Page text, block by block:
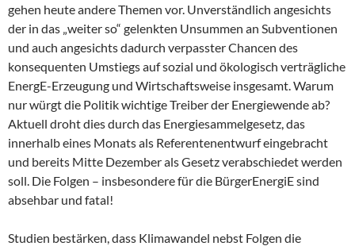
gehen heute andere Themen vor. Unverständlich angesichts
der in das „weiter so“ gelenkten Unsummen an Subventionen
und auch angesichts dadurch verpasster Chancen des
konsequenten Umstiegs auf sozial und ökologisch verträgliche
EnergE-Erzeugung und Wirtschaftsweise insgesamt. Warum
nur würgt die Politik wichtige Treiber der Energiewende ab?
Aktuell droht dies durch das Energiesammelgesetz, das
innerhalb eines Monats als Referentenentwurf eingebracht
und bereits Mitte Dezember als Gesetz verabschiedet werden
soll. Die Folgen – insbesondere für die BürgerEnergiE sind
absehbar und fatal!
Studien bestärken, dass Klimawandel nebst Folgen die